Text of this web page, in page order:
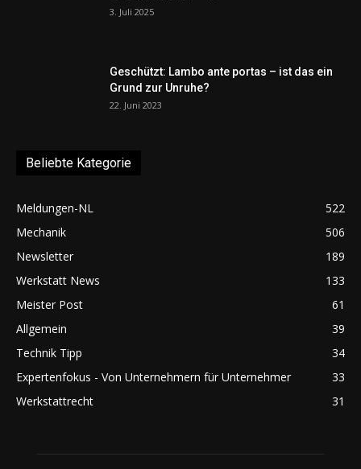
3. Juli 2025
Geschützt: Lambo ante portas – ist das ein
Grund zur Unruhe?
22. Juni 2023
Beliebte Kategorie
Meldungen-NL
522
Mechanik
506
Newsletter
189
Werkstatt News
133
Meister Post
61
Allgemein
39
Technik Tipp
34
Expertenfokus - Von Unternehmern für Unternehmer
33
Werkstattrecht
31